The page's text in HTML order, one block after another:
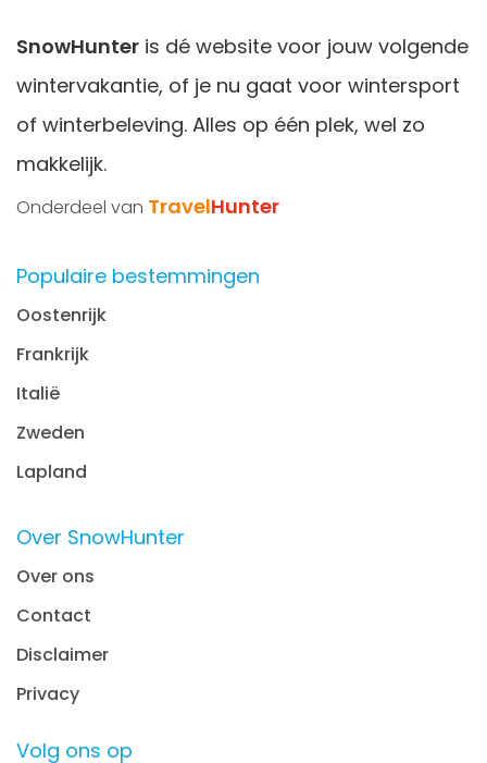
SnowHunter is dé website voor jouw volgende
wintervakantie, of je nu gaat voor wintersport
of winterbeleving. Alles op één plek, wel zo
makkelijk.
Onderdeel van TravelHunter
Populaire bestemmingen
Oostenrijk
Frankrijk
Italië
Zweden
Lapland
Over SnowHunter
Over ons
Contact
Disclaimer
Privacy
Volg ons op